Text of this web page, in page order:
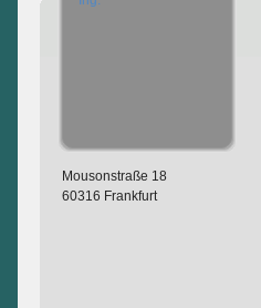
Mousonstraße 18
60316 Frankfurt